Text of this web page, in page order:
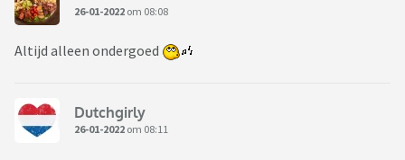
26-01-2022 om 08:08
Altijd alleen ondergoed
Dutchgirly
26-01-2022 om 08:11